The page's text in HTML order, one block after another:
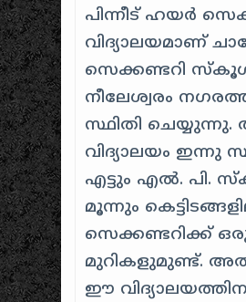
പിന്നീട് ഹയർ
വിദ്യാലയമാണ്
സെക്കണ്ടറി
നീലേശ്വരം
സ്ഥിതി
വിദ്യാലയം ഇന്നു
എട്ടും എൽ.
മൂന്നും
സെക്കണ്ടറിക്ക് ഒരു
മുറികളുമുണ്ട്.
ഈ